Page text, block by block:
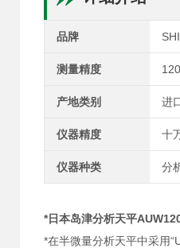
品牌
测量精度
产地类别 进
仪器精度 十
仪器种类 分
*日本岛津分析天平
*在半微量分析天平中采用